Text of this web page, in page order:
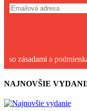
so zásadami a
NAJNOVŠIE